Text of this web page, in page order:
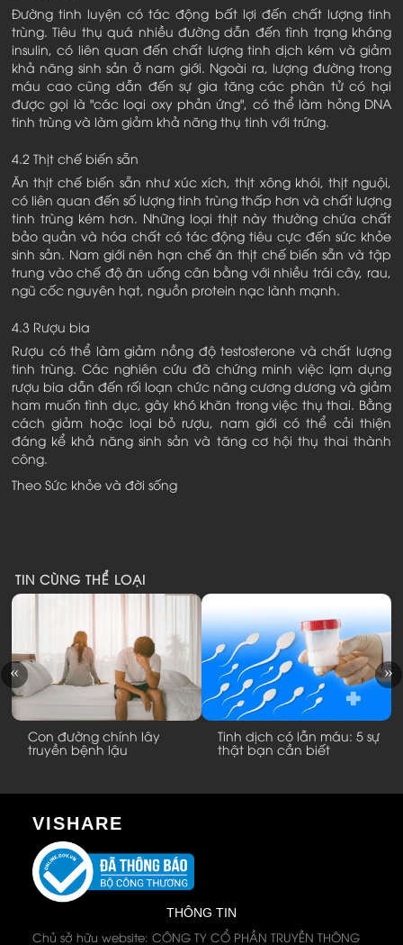
Đường tinh luyện có tác động bất lợi đến chất lượng tinh
trùng. Tiêu thụ quá nhiều đường dẫn đến tình trạng kháng
insulin, có liên quan đến chất lượng tinh dịch kém và giảm
khả năng sinh sản ở nam giới. Ngoài ra, lượng đường trong
máu cao cũng dẫn đến sự gia tăng các phân tử có hại
được gọi là "các loại oxy phản ứng", có thể làm hỏng DNA
tinh trùng và làm giảm khả năng thụ tinh với trứng.
4.2 Thịt chế biến sẵn
Ăn thịt chế biến sẵn như xúc xích, thịt xông khói, thịt nguội,
có liên quan đến số lượng tinh trùng thấp hơn và chất lượng
tinh trùng kém hơn. Những loại thịt này thường chứa chất
bảo quản và hóa chất có tác động tiêu cực đến sức khỏe
sinh sản. Nam giới nên hạn chế ăn thịt chế biến sẵn và tập
trung vào chế độ ăn uống cân bằng với nhiều trái cây, rau,
ngũ cốc nguyên hạt, nguồn protein nạc lành mạnh.
4.3 Rượu bia
Rượu có thể làm giảm nồng độ testosterone và chất lượng
tinh trùng. Các nghiên cứu đã chứng minh việc lạm dụng
rượu bia dẫn đến rối loạn chức năng cương dương và giảm
ham muốn tình dục, gây khó khăn trong việc thụ thai. Bằng
cách giảm hoặc loại bỏ rượu, nam giới có thể cải thiện
đáng kể khả năng sinh sản và tăng cơ hội thụ thai thành
công.
Theo Sức khỏe và đời sống
TIN CÙNG THỂ LOẠI
Con đường chính lây
truyền bệnh lậu
Tinh dịch có lẫn máu: 5 sự
thật bạn cần biết
VISHARE
THÔNG TIN
Chủ sở hữu website: CÔNG TY CỔ PHẦN TRUYỀN THÔNG